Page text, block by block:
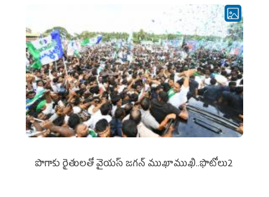
పొగాకు రైతుల‌తో వైయ‌స్ జ‌గ‌న్ ముఖాముఖి..ఫొటోలు2